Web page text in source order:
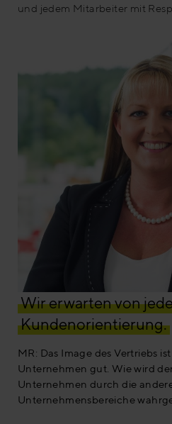
und jedem Mitarbeiter mit
Wir erwarten von
Kundenorientierung.
MR: Das Image des Vertriebs
Unternehmen gut. Wie wird
Unternehmen durch die
Unternehmensbereiche